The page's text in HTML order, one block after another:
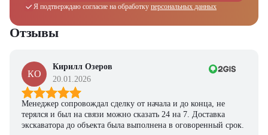
Я подтверждаю согласие на обработку персональных данных
Отзывы
КО
Кирилл Озеров
20.01.2026
Менеджер сопровождал сделку от начала и до конца, не
терялся и был на связи можно сказать 24 на 7. Доставка
экскаватора до объекта была выполнена в оговоренный срок.